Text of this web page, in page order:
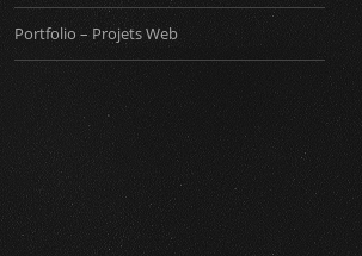
Portfolio – Projets Web